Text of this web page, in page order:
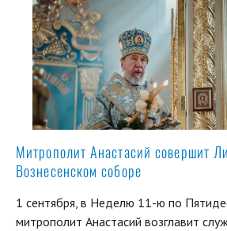
Митрополит Анастасий совершит
Вознесенском соборе
1 сентября, в Неделю 11-ю по
митрополит Анастасий возглавит